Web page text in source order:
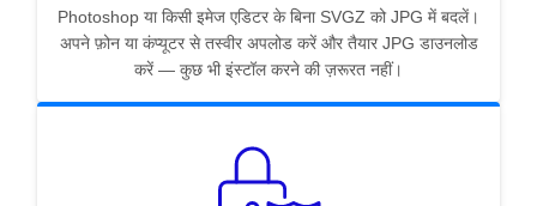
Photoshop या किसी इमेज एडिटर के बिना SVGZ को JPG में बदलें।
अपने फ़ोन या कंप्यूटर से तस्वीर अपलोड करें और तैयार JPG डाउनलोड
करें — कुछ भी इंस्टॉल करने की ज़रूरत नहीं।